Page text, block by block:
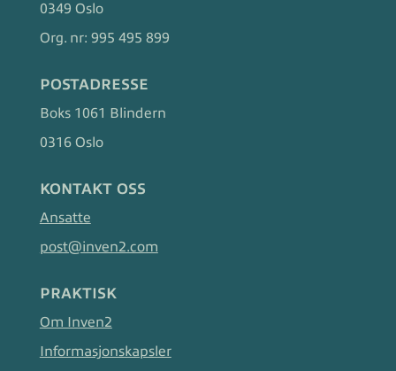
0349 Oslo
Org. nr: 995 495 899
POSTADRESSE
Boks 1061 Blindern
0316 Oslo
KONTAKT OSS
Ansatte
post@inven2.com
PRAKTISK
Om Inven2
Informasjonskapsler